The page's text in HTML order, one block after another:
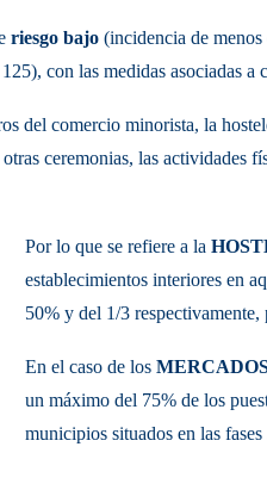
riesgo bajo (incidencia de menos
con las medidas asociadas a
del comercio minorista, la
ceremonias, las actividades
Por lo que se refiere a la
establecimientos interiores en
50% y del 1/3
En el caso de los
un máximo del 75% de los
municipios situados en las